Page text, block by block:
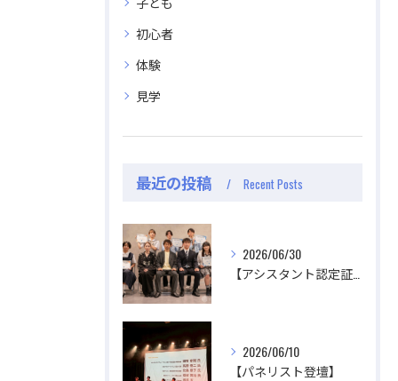
初心者
体験
見学
最近の投稿 Recent Posts
2026/06/30
2026/06/10
【パネリスト登壇】
公式ラジオ番組「ダンスのとなり」スタート！ スタ
公式ラジオ番組「ダンスのとなり」スタート！ スタ